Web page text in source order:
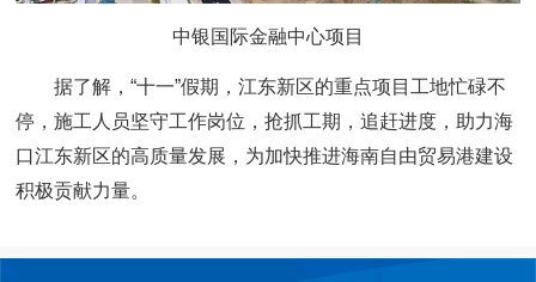
中银国际金融中心项目
据了解，“十一”假期，江东新区的重点项目工地忙碌不
停，施工人员坚守工作岗位，抢抓工期，追赶进度，助力海
口江东新区的高质量发展，为加快推进海南自由贸易港建设
积极贡献力量。